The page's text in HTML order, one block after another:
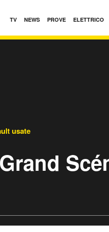
TV NEWS PROVE ELETTRICO
usate